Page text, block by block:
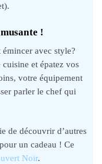
!
avec style?
et épatez vos
votre équipement
parler le chef qui
de découvrir d’autres
un cadeau ! Ce
Noir.